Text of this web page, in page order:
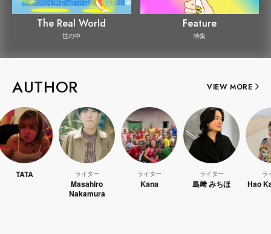
The Real World
世の中
Feature
特集
AUTHOR VIEW MORE
Masahiro
Nakamura
島﨑 みちほ Hao Kanayama